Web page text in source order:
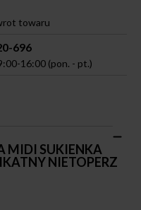
towaru
696
16:00 (pon. - pt.)
MIDI SUKIENKA
NIETOPERZ